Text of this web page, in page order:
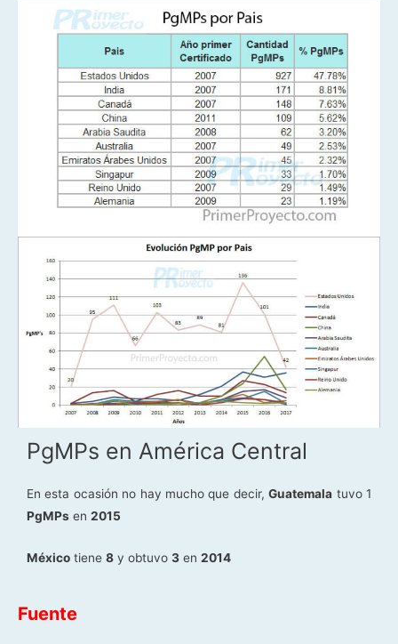
PgMPs en América Central
En esta ocasión no hay mucho que decir,Guatemala tuvo 1
PgMPs en 2015
México tiene 8 y obtuvo 3 en 2014
Fuente